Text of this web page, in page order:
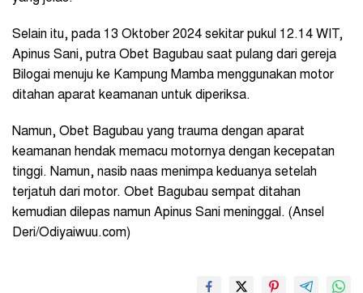
Selain itu, pada 13 Oktober 2024 sekitar pukul 12.14 WIT,
Apinus Sani, putra Obet Bagubau saat pulang dari gereja
Bilogai menuju ke Kampung Mamba menggunakan motor
ditahan aparat keamanan untuk diperiksa.
Namun, Obet Bagubau yang trauma dengan aparat
keamanan hendak memacu motornya dengan kecepatan
tinggi. Namun, nasib naas menimpa keduanya setelah
terjatuh dari motor. Obet Bagubau sempat ditahan
kemudian dilepas namun Apinus Sani meninggal. (Ansel
Deri/Odiyaiwuu.com)